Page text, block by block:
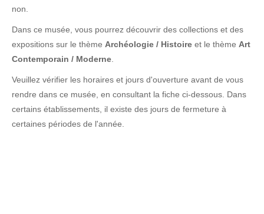
non.
Dans ce musée, vous pourrez découvrir des collections et des
expositions sur le thème Archéologie / Histoire et le thème Art
Contemporain / Moderne
Veuillez vérifier les horaires et jours d'ouverture avant de vous
rendre dans ce musée, en consultant la fiche ci-dessous. Dans
certains établissements, il existe des jours de fermeture à
certaines périodes de l'année.